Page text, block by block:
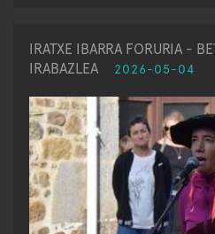
IRATXE IBARRA FORURIA -
IRABAZLEA
2026-05-04